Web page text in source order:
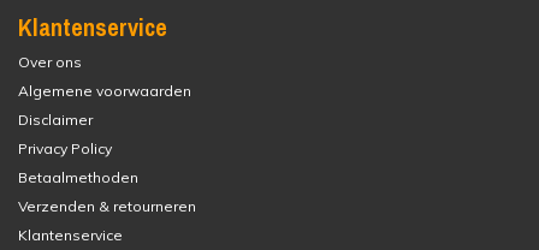
Klantenservice
Over ons
Algemene voorwaarden
Disclaimer
Privacy Policy
Betaalmethoden
Verzenden & retourneren
Klantenservice